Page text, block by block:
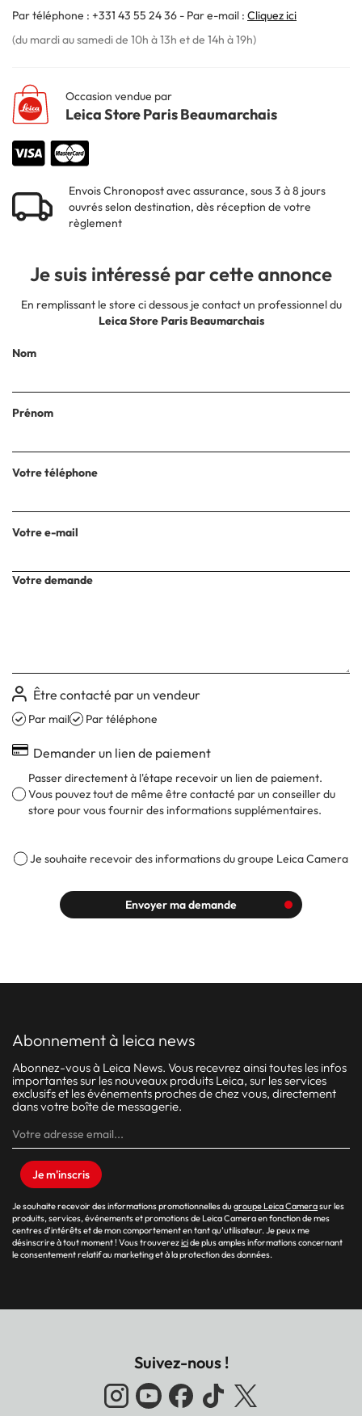
Par téléphone : +331 43 55 24 36 - Par e-mail : Cliquez ici
(du mardi au samedi de 10h à 13h et de 14h à 19h)
Occasion vendue par
Leica Store Paris Beaumarchais
Envois Chronopost avec assurance, sous 3 à 8 jours
ouvrés selon destination, dès réception de votre
règlement
Je suis intéressé par cette annonce
En remplissant le store ci dessous je contact un professionnel du
Leica Store Paris Beaumarchais
Nom
Prénom
Votre téléphone
Votre e-mail
Votre demande
Être contacté par un vendeur
Par mail Par téléphone
Demander un lien de paiement
Passer directement à l'étape recevoir un lien de paiement.
Vous pouvez tout de même être contacté par un conseiller du
store pour vous fournir des informations supplémentaires.
Je souhaite recevoir des informations du groupe Leica Camera
Envoyer ma demande
abonnement à leica news
Abonnez-vous à Leica News. Vous recevrez ainsi toutes les infos
importantes sur les nouveaux produits Leica, sur les services
exclusifs et les événements proches de chez vous, directement
dans votre boîte de messagerie.
Je m'inscris
Je souhaite recevoir des informations promotionnelles du groupe Leica Camerasur les
produits, services, événements et promotions de Leica Camera en fonction de mes
centres d’intérêts et de mon comportement en tant qu’utilisateur. Je peux me
désinscrire à tout moment ! Vous trouverezicide plus amples informations concernant
le consentement relatif au marketing et à la protection des données.
Suivez-nous !